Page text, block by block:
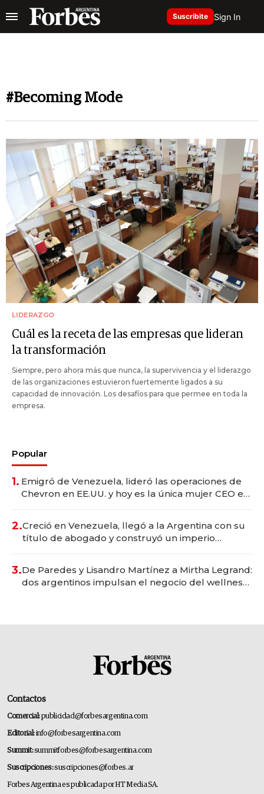
Suscribite Sign In
#Becoming Mode
LIDERAZGO
Cuál es la receta de las empresas que lideran
la transformación
Siempre, pero ahora más que nunca, la supervivencia y el liderazgo
de las organizaciones estuvieron fuertemente ligados a su
capacidad de innovación. Los desafíos para que permee en toda la
empresa.
Popular
1. Emigró de Venezuela, lideró las operaciones de
Chevron en EE.UU. y hoy es la única mujer CEO en
2.Creció en Venezuela, llegó a la Argentina con su
título de abogado y construyó un imperio
3.De Paredes y Lisandro Martínez a Mirtha Legrand:
dos argentinos impulsan el negocio del wellness
Contactos
Comercial:publicidad@forbesargentina.com
Editorial:info@forbesargentina.com
Summit:summitforbes@forbesargentina.com
Suscripciones:suscripciones@forbes.ar
Forbes Argentina es publicada por HT Media SA.